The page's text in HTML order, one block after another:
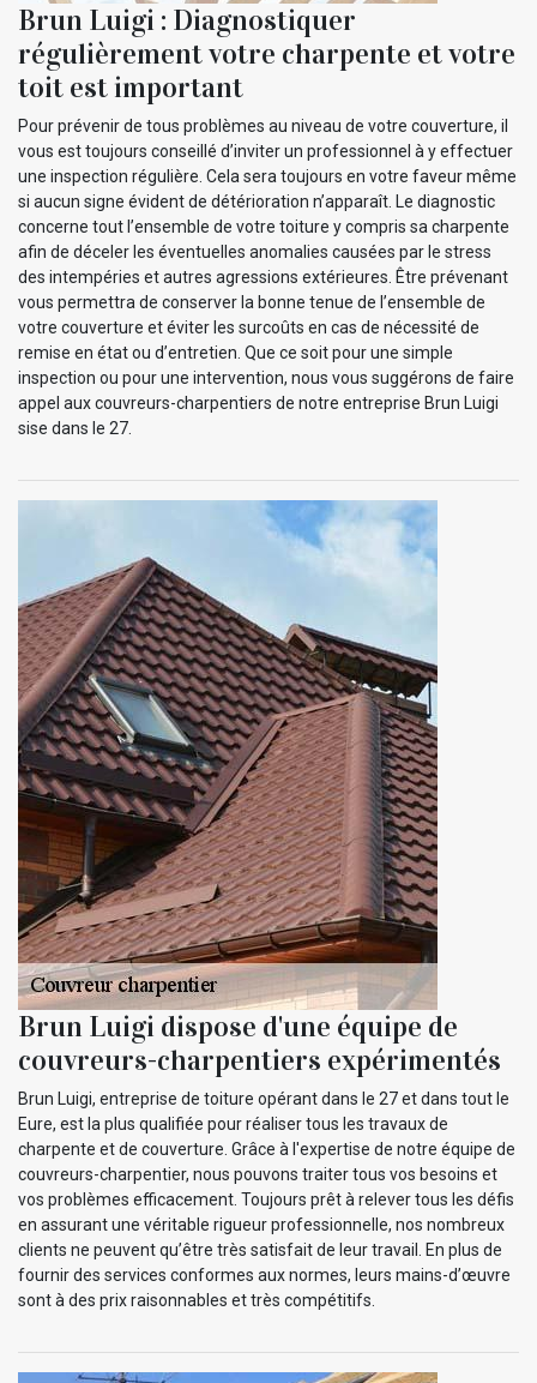
Brun Luigi : Diagnostiquer
régulièrement votre charpente et votre
toit est important
Pour prévenir de tous problèmes au niveau de votre couverture, il
vous est toujours conseillé d’inviter un professionnel à y effectuer
une inspection régulière. Cela sera toujours en votre faveur même
si aucun signe évident de détérioration n’apparaît. Le diagnostic
concerne tout l’ensemble de votre toiture y compris sa charpente
afin de déceler les éventuelles anomalies causées par le stress
des intempéries et autres agressions extérieures. Être prévenant
vous permettra de conserver la bonne tenue de l’ensemble de
votre couverture et éviter les surcoûts en cas de nécessité de
remise en état ou d’entretien. Que ce soit pour une simple
inspection ou pour une intervention, nous vous suggérons de faire
appel aux couvreurs-charpentiers de notre entreprise Brun Luigi
sise dans le 27.
Brun Luigi dispose d'une équipe de
couvreurs-charpentiers expérimentés
Brun Luigi, entreprise de toiture opérant dans le 27 et dans tout le
Eure, est la plus qualifiée pour réaliser tous les travaux de
charpente et de couverture. Grâce à l'expertise de notre équipe de
couvreurs-charpentier, nous pouvons traiter tous vos besoins et
vos problèmes efficacement. Toujours prêt à relever tous les défis
en assurant une véritable rigueur professionnelle, nos nombreux
clients ne peuvent qu’être très satisfait de leur travail. En plus de
fournir des services conformes aux normes, leurs mains-d’œuvre
sont à des prix raisonnables et très compétitifs.